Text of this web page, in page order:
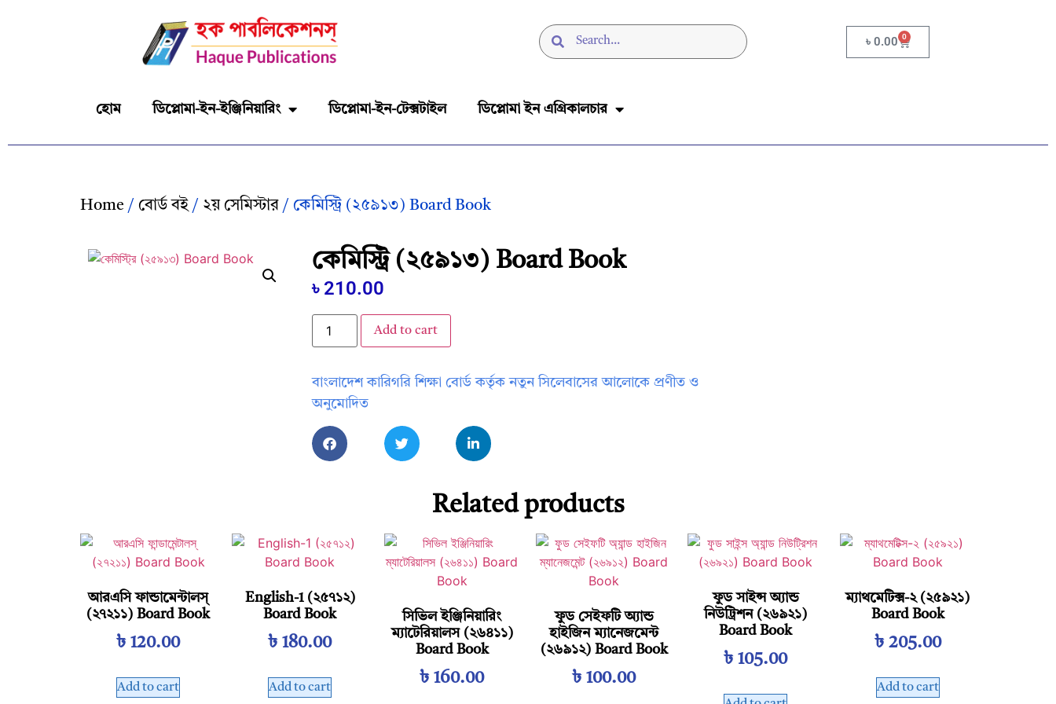
৳ 0.00 0
হোম ডিপ্লোমা-ইন-ইঞ্জিনিয়ারিং ডিপ্লোমা-ইন-টেক্সটাইল ডিপ্লোমা ইন এগ্রিকালচার
Home / বোর্ড বই / ২য় সেমিস্টার / কেমিস্ট্রি (২৫৯১৩) Board Book
কেমিস্ট্রি (২৫৯১৩) Board Book
৳ 210.00
Add to cart
বাংলাদেশ কারিগরি শিক্ষা বোর্ড কর্তৃক নতুন সিলেবাসের আলোকে প্রণীত ও
অনুমোদিত
Related products
আরএসি ফান্ডামেন্টালস্‌
(২৭২১১) Board Book
৳120.00
Add to cart
English-1 (২৫৭১২)
Board Book
৳180.00
Add to cart
সিভিল ইঞ্জিনিয়ারিং
ম্যাটেরিয়ালস (২৬৪১১)
Board Book
৳160.00
ফুড সেইফটি অ্যান্ড
হাইজিন ম্যানেজমেন্ট
(২৬৯১২) Board Book
৳100.00
ফুড সাইন্স অ্যান্ড
নিউট্রিশন (২৬৯২১)
Board Book
৳105.00
ম্যাথমেটিক্স-২ (২৫৯২১)
Board Book
৳ 205.00
Add to cart